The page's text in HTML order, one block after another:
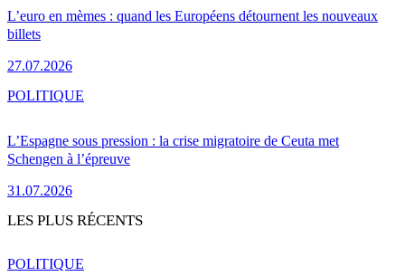
L’euro en mèmes : quand les Européens détournent les nouveaux
billets
27.07.2026
L’Espagne sous pression : la crise migratoire de Ceuta met
Schengen à l’épreuve
31.07.2026
POLITIQUE
LES PLUS RÉCENTS
POLITIQUE